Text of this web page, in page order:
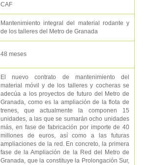
CAF
Mantenimiento integral del material rodante y
de los talleres del Metro de Granada
48 meses
El nuevo contrato de mantenimiento del
material móvil y de los talleres y cocheras se
adecúa a los proyectos de futuro del Metro de
Granada, como es la ampliación de la flota de
trenes, que actualmente la componen 15
unidades, a las que se sumarán ocho unidades
más, en fase de fabricación por importe de 40
millones de euros, así como a las futuras
ampliaciones de la red. En concreto, la primera
fase de la Ampliación de la Red del Metro de
Granada, que la constituye la Prolongación Sur,